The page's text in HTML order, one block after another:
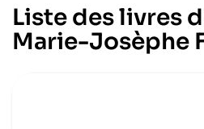
Liste des livres
Marie-Josèphe